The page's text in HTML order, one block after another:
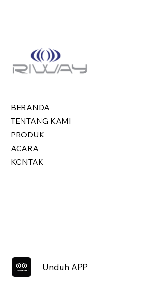
BERANDA
TENTANG KAMI
PRODUK
ACARA
KONTAK
Unduh APP